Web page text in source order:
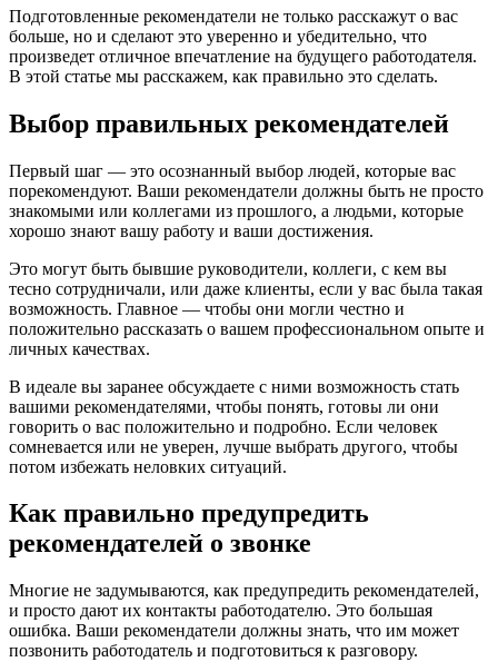
Подготовленные рекомендатели не только расскажут о вас
больше, но и сделают это уверенно и убедительно, что
произведет отличное впечатление на будущего работодателя.
В этой статье мы расскажем, как правильно это сделать.
Выбор правильных рекомендателей
Первый шаг — это осознанный выбор людей, которые вас
порекомендуют. Ваши рекомендатели должны быть не просто
знакомыми или коллегами из прошлого, а людьми, которые
хорошо знают вашу работу и ваши достижения.
Это могут быть бывшие руководители, коллеги, с кем вы
тесно сотрудничали, или даже клиенты, если у вас была такая
возможность. Главное — чтобы они могли честно и
положительно рассказать о вашем профессиональном опыте и
личных качествах.
В идеале вы заранее обсуждаете с ними возможность стать
вашими рекомендателями, чтобы понять, готовы ли они
говорить о вас положительно и подробно. Если человек
сомневается или не уверен, лучше выбрать другого, чтобы
потом избежать неловких ситуаций.
Как правильно предупредить
рекомендателей о звонке
Многие не задумываются, как предупредить рекомендателей,
и просто дают их контакты работодателю. Это большая
ошибка. Ваши рекомендатели должны знать, что им может
позвонить работодатель и подготовиться к разговору.